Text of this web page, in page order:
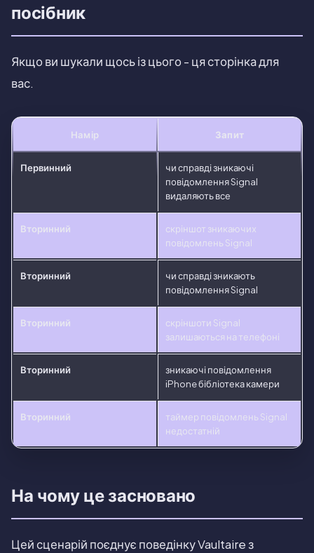
посібник
Якщо ви шукали щось із цього - ця сторінка для
вас.
Намір Запит
Первинний
чи справді зникаючі
повідомлення Signal
видаляють все
Вторинний
скріншот зникаючих
повідомлень Signal
Вторинний
чи справді зникають
повідомлення Signal
Вторинний
скріншоти Signal
залишаються на телефоні
Вторинний
зникаючі повідомлення
iPhone бібліотека камери
Вторинний
таймер повідомлень Signal
недостатній
На чому це засновано
Цей сценарій поєднує поведінку Vaultaire з